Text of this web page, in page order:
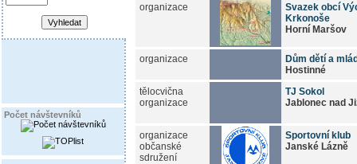
Počet návštevníků
organizace
Svazek obcí
Krkonoše
Horní Maršov
organizace
Dům dětí a
Hostinné
tělocvična
organizace
TJ Sokol
Jablonec nad
organizace
občanské
sdružení
Sportovní klub
Janské Lázně